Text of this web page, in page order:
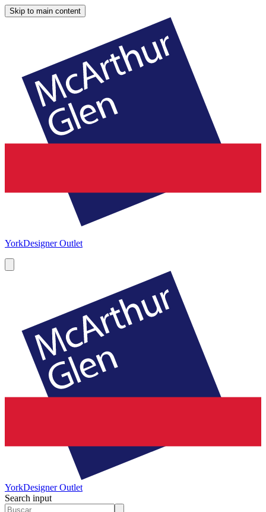
Skip to main content
YorkDesigner Outlet
YorkDesigner Outlet
Search input